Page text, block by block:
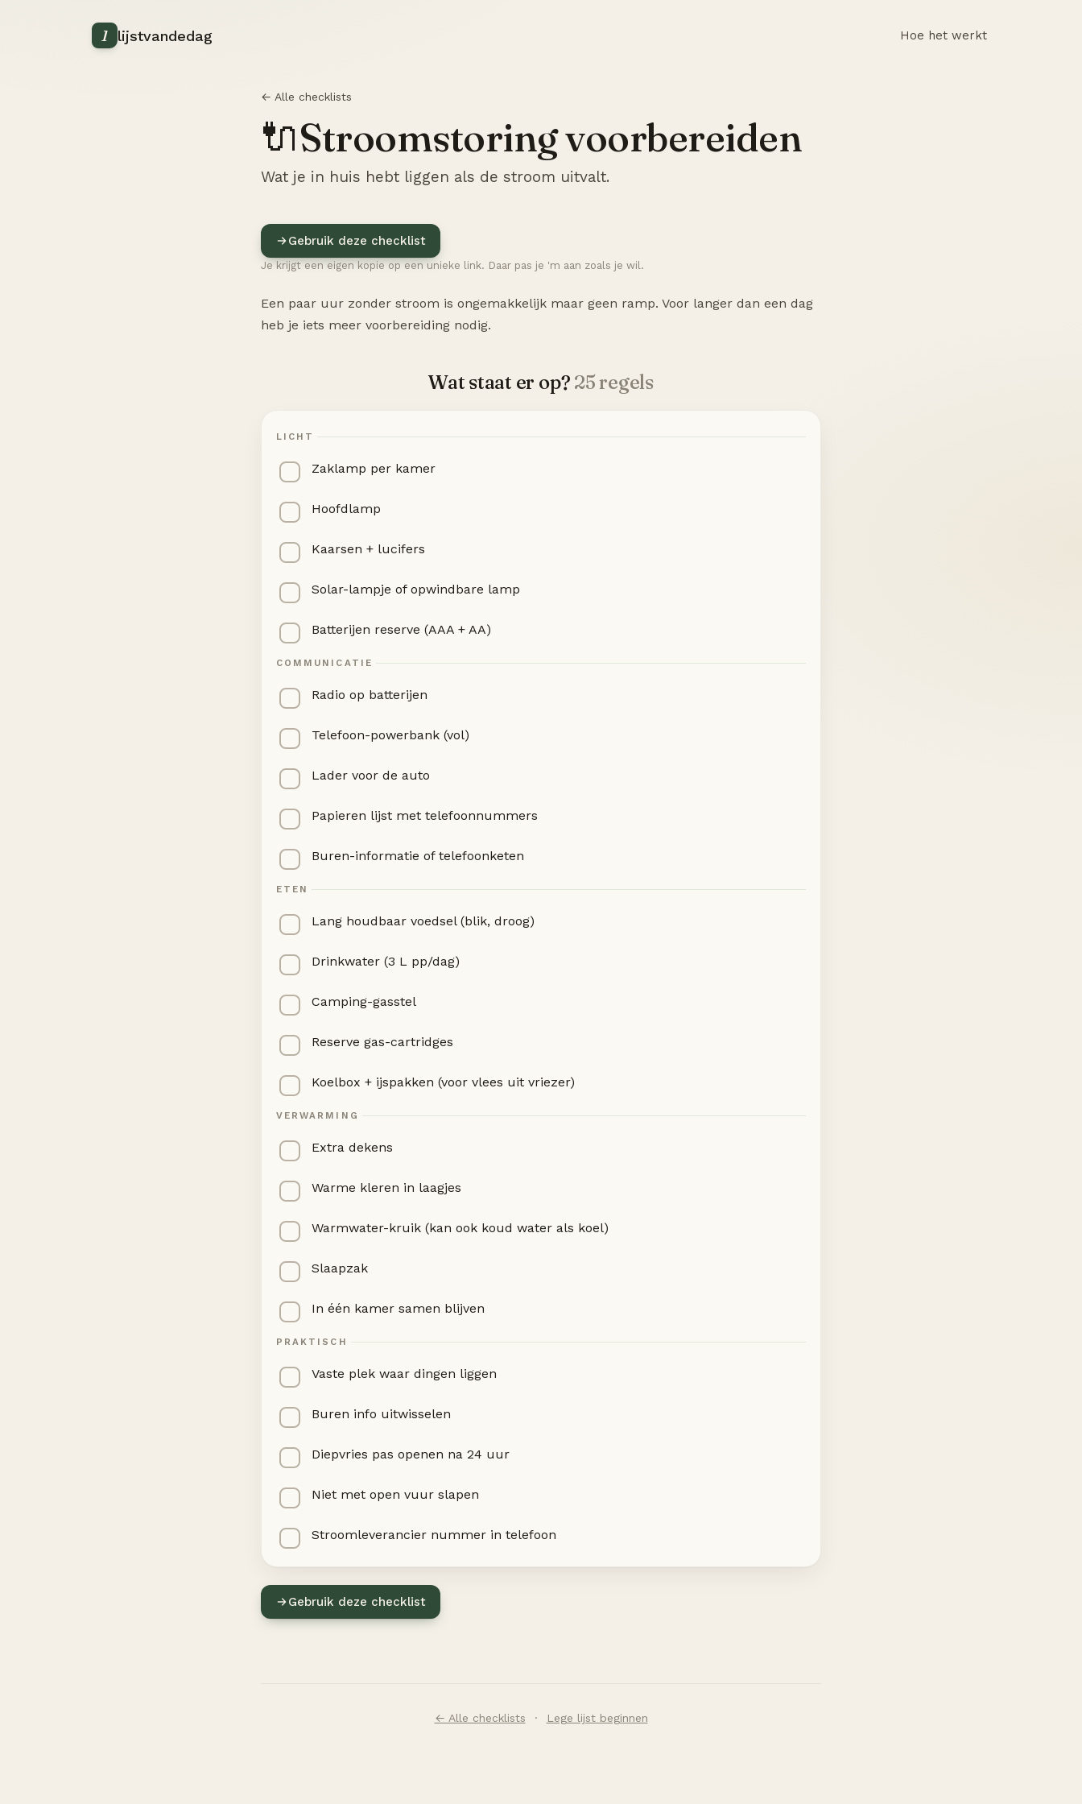
1 lijstvandedag Hoe het werkt
← Alle checklists
🔌Stroomstoring voorbereiden
Wat je in huis hebt liggen als de stroom uitvalt.
Gebruik deze checklist
Je krijgt een eigen kopie op een unieke link. Daar pas je 'm aan zoals je wil.
Een paar uur zonder stroom is ongemakkelijk maar geen ramp. Voor langer dan een dag
heb je iets meer voorbereiding nodig.
Wat staat er op? 25 regels
LICHT
Zaklamp per kamer
Hoofdlamp
Kaarsen + lucifers
Solar-lampje of opwindbare lamp
Batterijen reserve (AAA + AA)
COMMUNICATIE
Radio op batterijen
Telefoon-powerbank (vol)
Lader voor de auto
Papieren lijst met telefoonnummers
Buren-informatie of telefoonketen
ETEN
Lang houdbaar voedsel (blik, droog)
Drinkwater (3 L pp/dag)
Camping-gasstel
Reserve gas-cartridges
Koelbox + ijspakken (voor vlees uit vriezer)
VERWARMING
Extra dekens
Warme kleren in laagjes
Warmwater-kruik (kan ook koud water als koel)
Slaapzak
In één kamer samen blijven
PRAKTISCH
Vaste plek waar dingen liggen
Buren info uitwisselen
Diepvries pas openen na 24 uur
Niet met open vuur slapen
Stroomleverancier nummer in telefoon
Gebruik deze checklist
← Alle checklists · Lege lijst beginnen